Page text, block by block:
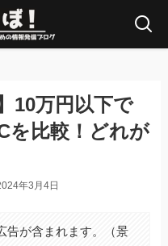
10万円以下で
を比較！どれが
年3月4日
告が含まれます。（景